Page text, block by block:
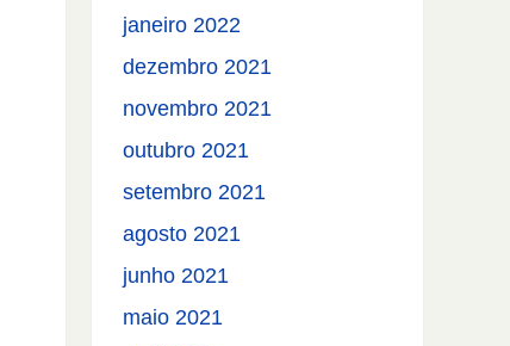
janeiro 2022
dezembro 2021
novembro 2021
outubro 2021
setembro 2021
agosto 2021
junho 2021
maio 2021